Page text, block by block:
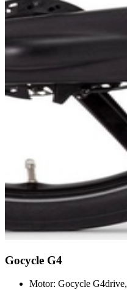
Gocycle G4
Motor: Gocycle